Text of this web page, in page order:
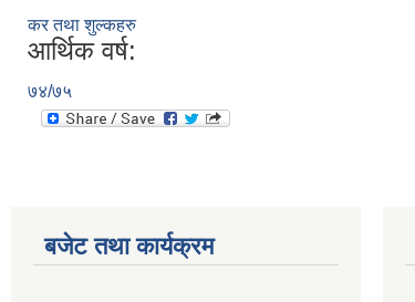
कर तथा शुल्कहरु
आर्थिक वर्ष:
७४/७५
बजेट तथा कार्यक्रम